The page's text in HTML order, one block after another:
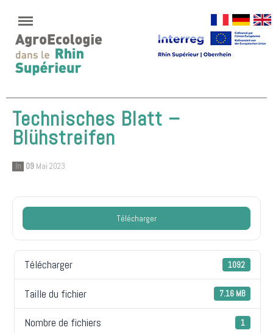
Technisches Blatt –
Blühstreifen
In 09 Mai 2023
Télécharger
Télécharger 1092
Taille du fichier 7.16 MB
Nombre de fichiers 1